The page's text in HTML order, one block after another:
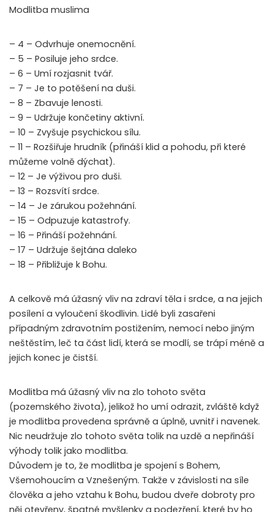
Modlitba muslima
– 4 – Odvrhuje onemocnění.
– 5 – Posiluje jeho srdce.
– 6 – Umí rozjasnit tvář.
– 7 – Je to potěšení na duši.
– 8 – Zbavuje lenosti.
– 9 – Udržuje končetiny aktivní.
– 10 – Zvyšuje psychickou sílu.
– 11 – Rozšiřuje hrudník (přináší klid a pohodu, při které
můžeme volně dýchat).
– 12 – Je výživou pro duši.
– 13 – Rozsvítí srdce.
– 14 – Je zárukou požehnání.
– 15 – Odpuzuje katastrofy.
– 16 – Přináší požehnání.
– 17 – Udržuje šejtána daleko
– 18 – Přibližuje k Bohu.
A celkově má úžasný vliv na zdraví těla i srdce, a na jejich
posílení a vyloučení škodlivin. Lidé byli zasařeni
případným zdravotním postižením, nemocí nebo jiným
neštěstím, leč ta část lidí, která se modlí, se trápí méně a
jejich konec je čistší.
Modlitba má úžasný vliv na zlo tohoto světa
(pozemského života), jelikož ho umí odrazit, zvláště když
je modlitba provedena správně a úplně, uvnitř i navenek.
Nic neudržuje zlo tohoto světa tolik na uzdě a nepřináší
výhody tolik jako modlitba.
Důvodem je to, že modlitba je spojení s Bohem,
Všemohoucím a Vznešeným. Takže v závislosti na síle
člověka a jeho vztahu k Bohu, budou dveře dobroty pro